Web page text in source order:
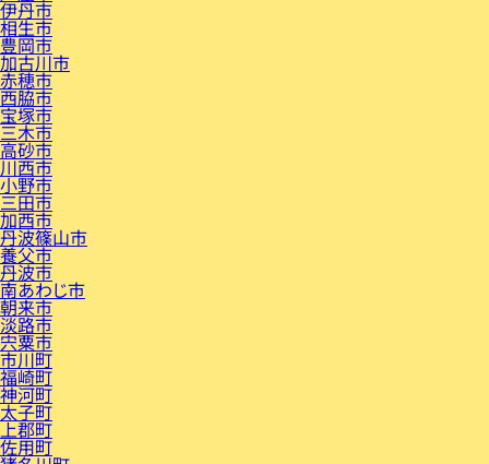
伊丹市
相生市
豊岡市
加古川市
赤穂市
西脇市
宝塚市
三木市
高砂市
川西市
小野市
三田市
加西市
丹波篠山市
養父市
丹波市
南あわじ市
朝来市
淡路市
宍粟市
市川町
福崎町
神河町
太子町
上郡町
佐用町